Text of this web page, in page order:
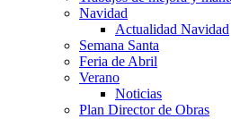
Navidad
Actualidad Navidad
Semana Santa
Feria de Abril
Verano
Noticias
Plan Director de Obras